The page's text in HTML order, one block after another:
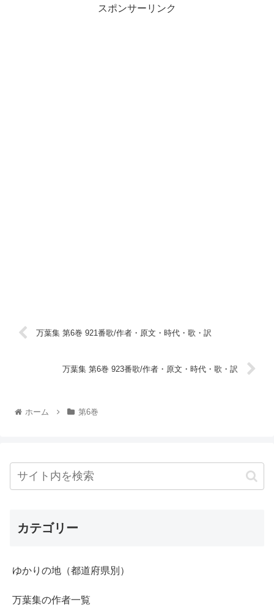
スポンサーリンク
万葉集 第6巻 921番歌/作者・原文・時代・歌・訳
万葉集 第6巻 923番歌/作者・原文・時代・歌・訳
ホーム 第6巻
カテゴリー
ゆかりの地（都道府県別）
万葉集の作者一覧